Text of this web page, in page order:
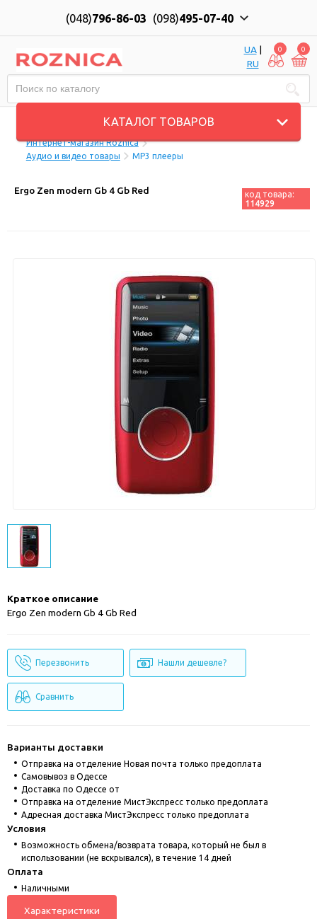
(048)796-86-03 (098)495-07-40
UA|
RU
0 0
КАТАЛОГ ТОВАРОВ
Интернет-магазин Roznica
Аудио и видео товары
MP3 плееры
Ergo Zen modern Gb 4 Gb Red
код товара:
114929
Краткое описание
Ergo Zen modern Gb 4 Gb Red
Перезвонить Нашли дешевле?
Сравнить
Варианты доставки
Отправка на отделение Новая почта только предоплата
Cамовывоз в Одессе
Доставка по Одессе от
Отправка на отделение МистЭкспресс только предоплата
Адресная доставка МистЭкспресс только предоплата
Условия
Возможность обмена/возврата товара, который не был в
использовании (не вскрывался), в течение 14 дней
Оплата
Наличными
Характеристики